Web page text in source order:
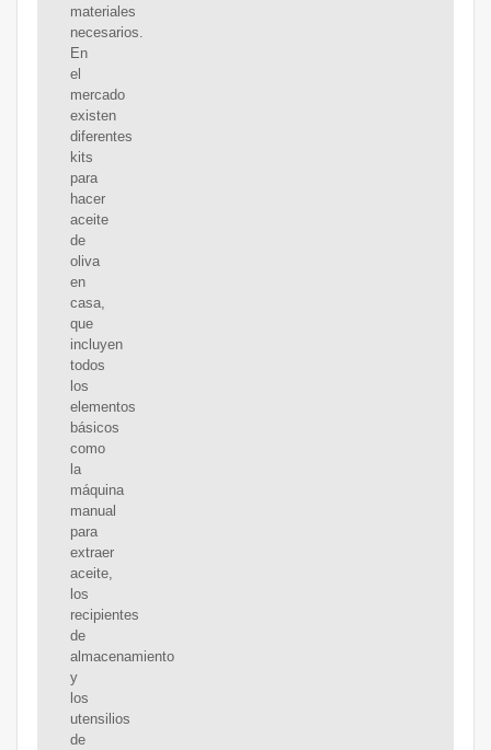
materiales
necesarios.
En
el
mercado
existen
diferentes
kits
para
hacer
aceite
de
oliva
en
casa,
que
incluyen
todos
los
elementos
básicos
como
la
máquina
manual
para
extraer
aceite,
los
recipientes
de
almacenamiento
y
los
utensilios
de